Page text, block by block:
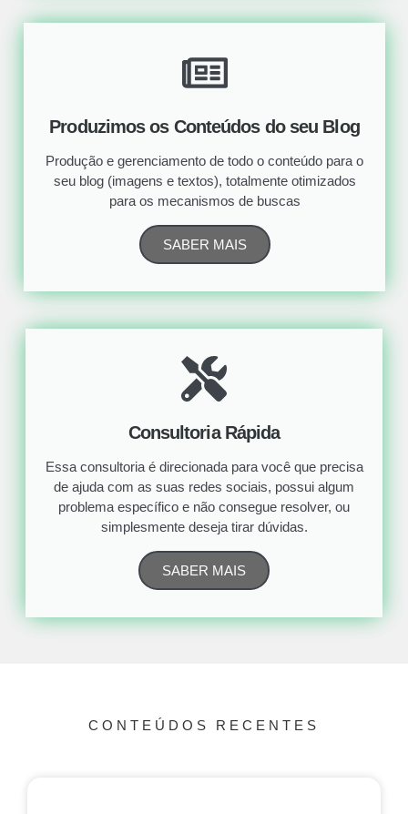
Produzimos os Conteúdos do seu Blog
Produção e gerenciamento de todo o conteúdo para o
seu blog (imagens e textos), totalmente otimizados
para os mecanismos de buscas
SABER MAIS
Consultoria Rápida
Essa consultoria é direcionada para você que precisa
de ajuda com as suas redes sociais, possui algum
problema específico e não consegue resolver, ou
simplesmente deseja tirar dúvidas.
SABER MAIS
CONTEÚDOS RECENTES